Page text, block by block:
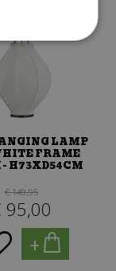
LAMP
FRAME
H73XD54CM
€ 149,95
95,00
+